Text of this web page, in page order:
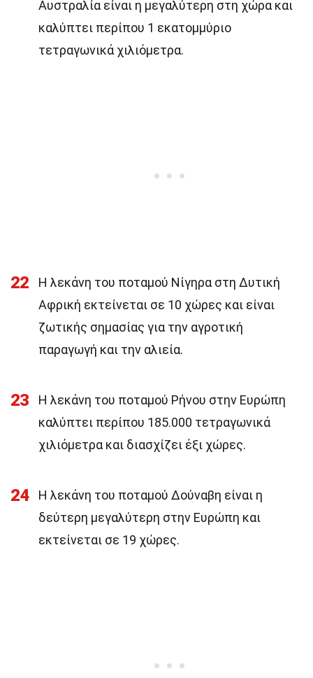
Αυστραλία είναι η μεγαλύτερη στη χώρα και
καλύπτει περίπου 1 εκατομμύριο
τετραγωνικά χιλιόμετρα.
22
Η λεκάνη του ποταμού Νίγηρα στη Δυτική
Αφρική εκτείνεται σε 10 χώρες και είναι
ζωτικής σημασίας για την αγροτική
παραγωγή και την αλιεία.
23
Η λεκάνη του ποταμού Ρήνου στην Ευρώπη
καλύπτει περίπου 185.000 τετραγωνικά
χιλιόμετρα και διασχίζει έξι χώρες.
24
Η λεκάνη του ποταμού Δούναβη είναι η
δεύτερη μεγαλύτερη στην Ευρώπη και
εκτείνεται σε 19 χώρες.